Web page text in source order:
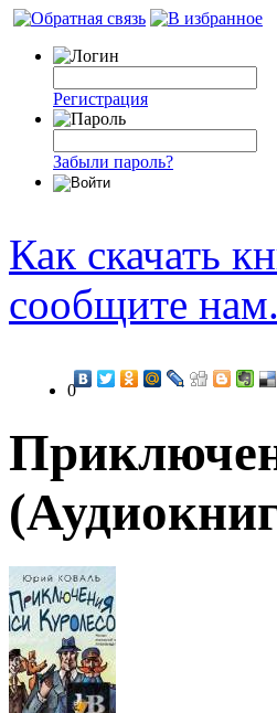
Регистрация
Забыли пароль?
Как скачать
сообщите нам.
0